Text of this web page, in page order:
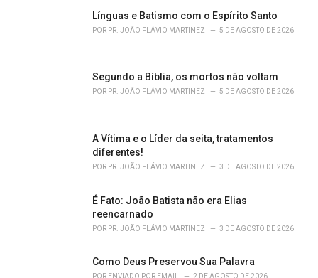
Línguas e Batismo com o Espírito Santo
POR PR. JOÃO FLÁVIO MARTINEZ 5 DE AGOSTO DE 2026
Segundo a Bíblia, os mortos não voltam
POR PR. JOÃO FLÁVIO MARTINEZ 5 DE AGOSTO DE 2026
A Vítima e o Líder da seita, tratamentos
diferentes!
POR PR. JOÃO FLÁVIO MARTINEZ 3 DE AGOSTO DE 2026
É Fato: João Batista não era Elias
reencarnado
POR PR. JOÃO FLÁVIO MARTINEZ 3 DE AGOSTO DE 2026
Como Deus Preservou Sua Palavra